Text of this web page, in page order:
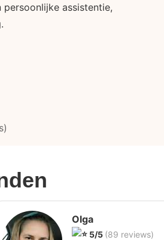
assistentie,
Olga
5/5 (89 reviews)